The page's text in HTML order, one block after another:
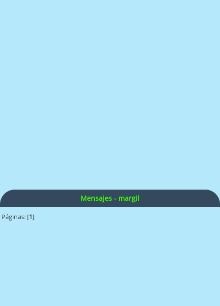
Mensajes - margil
Páginas: [1]